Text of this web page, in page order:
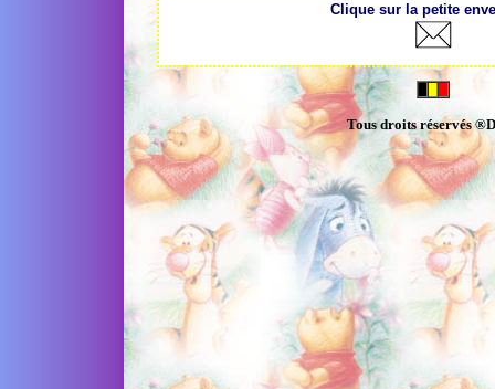
Clique sur la petite
Tous droits réservés